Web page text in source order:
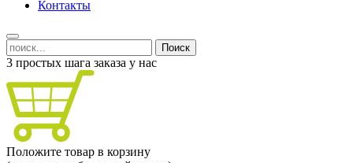
Контакты
Поиск
3 простых шага заказа у нас
Положите товар в корзину